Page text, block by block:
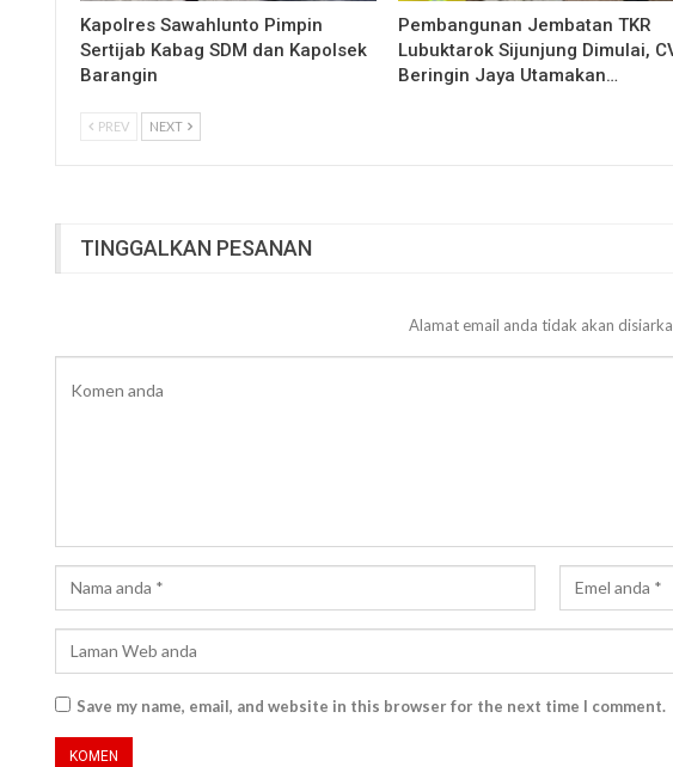
Kapolres Sawahlunto Pimpin
Sertijab Kabag SDM dan Kapolsek
Barangin
Pembangunan Jembatan TKR
Lubuktarok Sijunjung Dimulai,
Beringin Jaya Utamakan…
PREV NEXT
TINGGALKAN PESANAN
Alamat email anda tidak akan
Save my name, email, and website in this browser for the next time I comment.